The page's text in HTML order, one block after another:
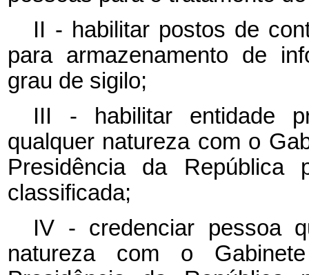
II - habilitar postos de
para armazenamento de
grau de sigilo;
III - habilitar entidade
qualquer natureza com o
Presidência da República
classificada;
IV - credenciar pessoa
natureza com o